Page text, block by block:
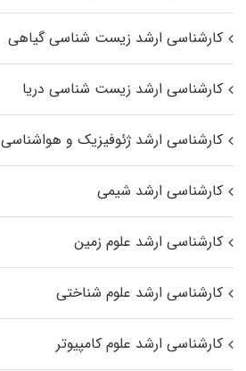
کارشناسی ارشد زیست‌ شناسی گیاهی
کارشناسی ارشد زیست‌ شناسی دریا
کارشناسی ارشد ژئوفیزیک و هواشناسی
کارشناسی ارشد شیمی
کارشناسی ارشد علوم زمین
کارشناسی ارشد علوم شناختی
کارشناسی ارشد علوم کامپیوتر